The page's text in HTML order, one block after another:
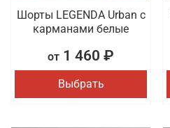
Шорты LEGENDA Urban c
карманами белые
от 1 460 ₽
Выбрать